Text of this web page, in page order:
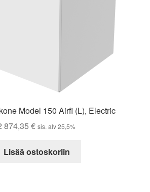
Model 150 Airfi (L), Electric
874,35 € sis. alv 25,5%
Lisää ostoskoriin